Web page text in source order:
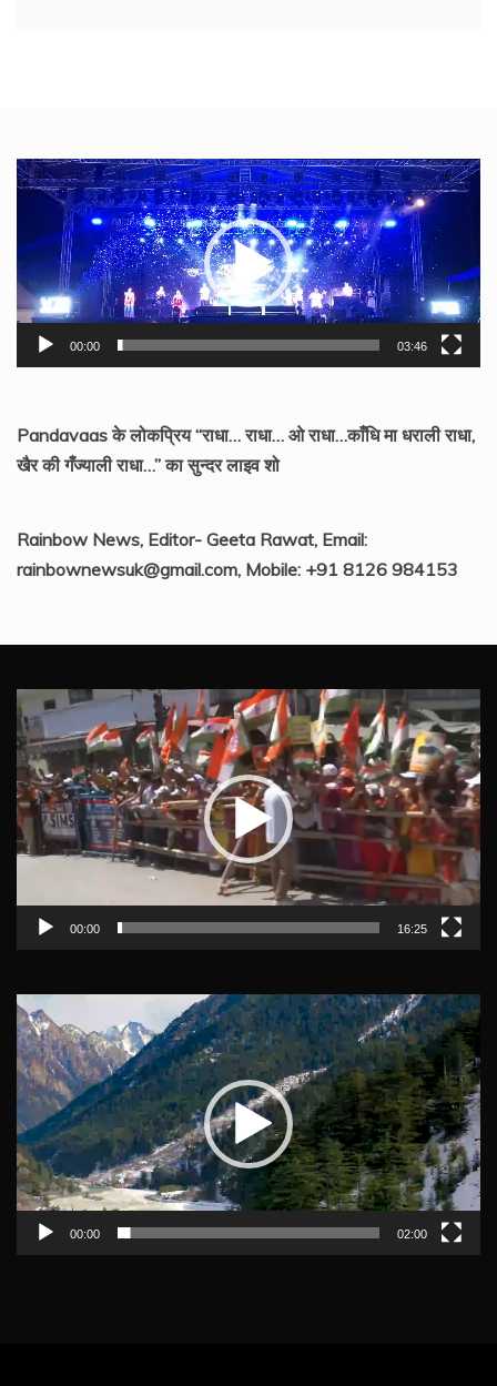
Video
Player
00:00 03:46
Pandavaas के लोकप्रिय “राधा… राधा… ओ राधा…काँधि मा धराली राधा,
खैर की गँज्याली राधा…” का सुन्दर लाइव शो
Rainbow News, Editor- Geeta Rawat, Email:
rainbownewsuk@gmail.com, Mobile: +91 8126 984153
Video
Player
00:00 16:25
Video
Player
00:00 02:00